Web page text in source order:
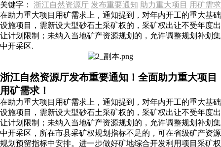
关键字： 浙江自然资源厅 发布重要通知 助力重大项目 用矿需求
在助力重大项目用矿需求上，通知提到，对年内开工的重大基础
设施项目，需新设大型砂石土采矿权的，采矿权出让不受年度出
让计划限制；未纳入当地矿产资源规划的，允许调整规划补划集
中开采区.
浙江自然资源厅发布重要通知！全面助力重大项目
用矿需求！
在助力重大项目用矿需求上，通知提到，对年内开工的重大基础
设施项目，需新设大型砂石土采矿权的，采矿权出让不受年度出
让计划限制；未纳入当地矿产资源规划的，允许调整规划补划集
中开采区，所在市县采矿权规划指标不足的，可在省级矿产资源
规划预留指标中安排。进一步做好矿地综合开发利用项目采矿权